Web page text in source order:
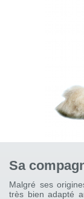
Sa
Malgré ses
très bien adapté